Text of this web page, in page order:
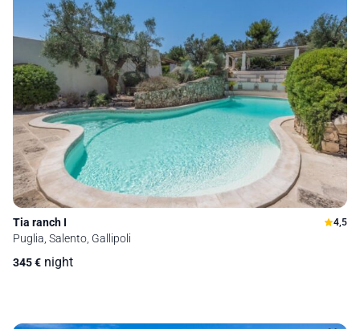
Tia ranch I 4,5
Puglia, Salento, Gallipoli
345€ night